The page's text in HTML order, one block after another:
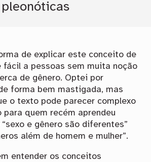
de explicar este conceito de
fácil a pessoas sem muita noção
de gênero. Optei por
forma bem mastigada, mas
o texto pode parecer complexo
para quem recém aprendeu
e gênero são diferentes”
além de homem e mulher”.
entender os conceitos